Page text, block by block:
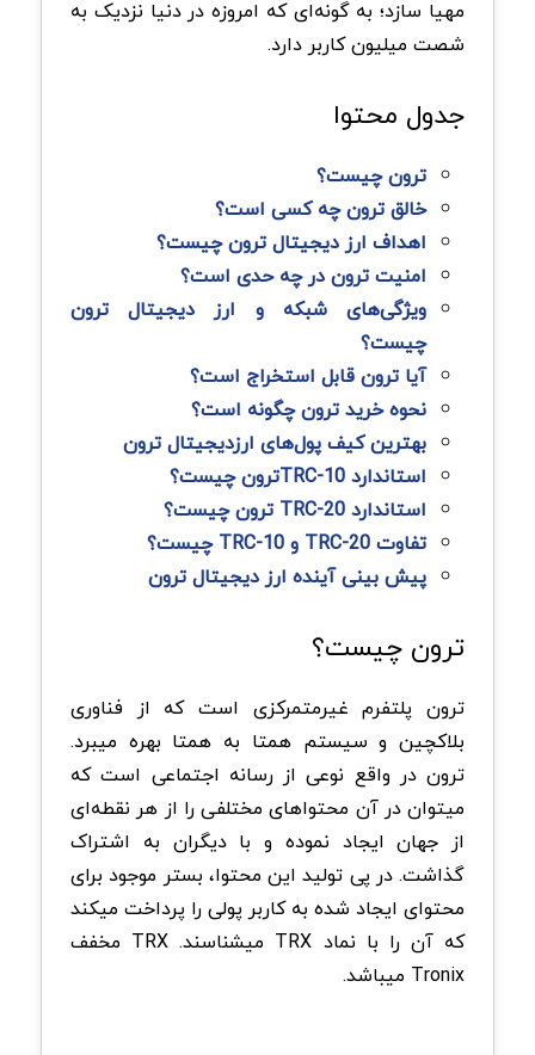
مهیا سازد؛ به گونه‌ای که امروزه در دنیا نزدیک به
شصت میلیون کاربر دارد.
جدول محتوا
ترون چیست؟
خالق ترون چه کسی است؟
اهداف ارز دیجیتال ترون چیست؟
امنیت ترون در چه حدی است؟
ویژگی‌های شبکه و ارز دیجیتال ترون
چیست؟
آیا ترون قابل استخراج است؟
نحوه خرید ترون چگونه است؟
بهترین کیف پول‌های ارزدیجیتال ترون
استاندارد TRC-10ترون چیست؟
استاندارد TRC-20 ترون چیست؟
تفاوت TRC-20 و TRC-10 چیست؟
پیش بینی آینده ارز دیجیتال ترون
ترون چیست؟
ترون پلتفرم غیرمتمرکزی است که از فناوری
بلاکچین و سیستم همتا به همتا بهره میبرد.
ترون در واقع نوعی از رسانه‌ اجتماعی است که
میتوان در آن محتواهای مختلفی را از هر نقطه‌ای
از جهان ایجاد نموده و با دیگران به اشتراک
گذاشت. در پی تولید این محتوا، بستر موجود برای
محتوای ایجاد شده به کاربر پولی را پرداخت میکند
که آن را با نماد TRX میشناسند. TRX مخفف
Tronix میباشد.